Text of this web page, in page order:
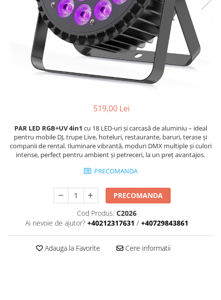
Casti Gaming
Casti Hi-Fi
DAC
Tunere
Blu-ray Player
Boxe de centru
Boxe exterior
Boxe tavan
Cablu semnal echipat
Cablu boxe
VOID Acoustics
Pupitre Mobile
Stative laptop
Efecte de lumina cu LED
Lichide Fum Ceata Baloane
Lumini arhitecturale
Moving Heads & Scanners
Proiectoare Teatru si Scena
519,00 Lei
PAR LED RGB+UV 4in1 cu 18 LED-uri și carcasă de aluminiu – ideal
pentru mobile DJ, trupe Live, hoteluri, restaurante, baruri, terase și
companii de rental. Iluminare vibrantă, moduri DMX multiple și culori
intense, perfect pentru ambient și petreceri, la un preț avantajos.
PRECOMANDA
PRECOMANDA
Cod Produs: C2026
Ai nevoie de ajutor? +40212317631 / +40729843861
Adauga la Favorite Cere informatii